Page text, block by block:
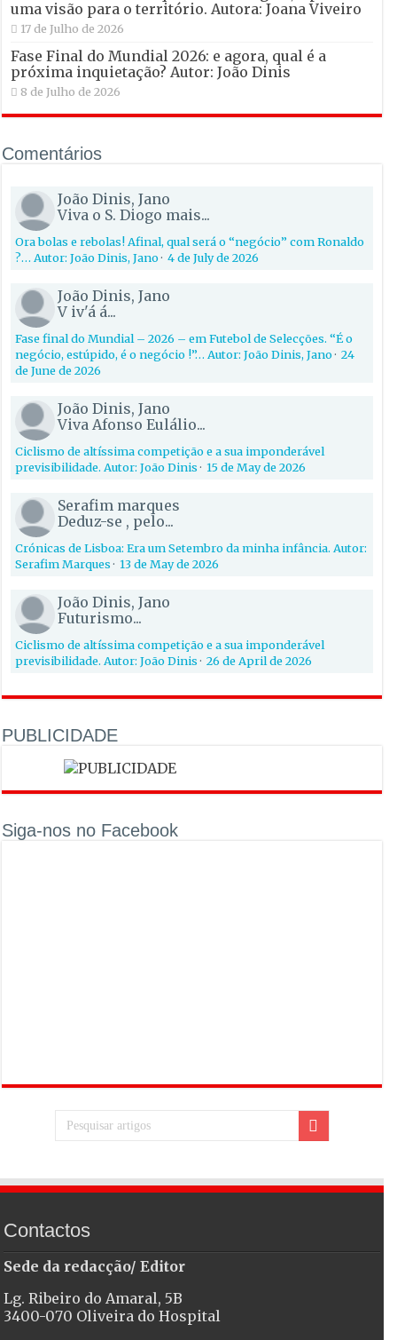
uma visão para o território. Autora: Joana Viveiro
17 de Julho de 2026
Fase Final do Mundial 2026: e agora, qual é a
próxima inquietação? Autor: João Dinis
8 de Julho de 2026
Comentários
João Dinis, Jano
Viva o S. Diogo mais...
Ora bolas e rebolas! Afinal, qual será o “negócio” com Ronaldo
?… Autor: João Dinis, Jano·4 de July de 2026
João Dinis, Jano
V iv'á á...
Fase final do Mundial – 2026 – em Futebol de Selecções. “É o
negócio, estúpido, é o negócio !”… Autor: João Dinis, Jano·24
de June de 2026
João Dinis, Jano
Viva Afonso Eulálio...
Ciclismo de altíssima competição e a sua imponderável
previsibilidade. Autor: João Dinis·15 de May de 2026
Serafim marques
Deduz-se , pelo...
Crónicas de Lisboa: Era um Setembro da minha infância. Autor:
Serafim Marques·13 de May de 2026
João Dinis, Jano
Futurismo...
Ciclismo de altíssima competição e a sua imponderável
previsibilidade. Autor: João Dinis·26 de April de 2026
PUBLICIDADE
Siga-nos no Facebook
Contactos
Sede da redacção/ Editor
Lg. Ribeiro do Amaral, 5B
3400-070 Oliveira do Hospital